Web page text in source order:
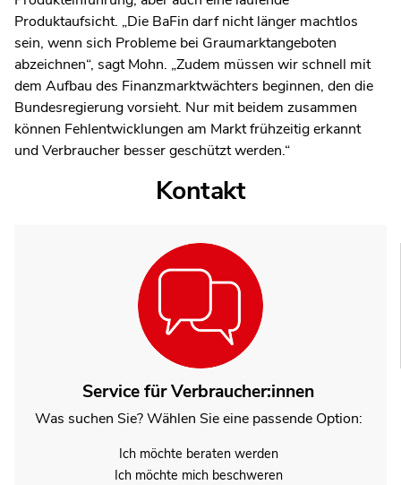
Produktaufsicht. „Die BaFin darf nicht länger machtlos
sein, wenn sich Probleme bei Graumarktangeboten
abzeichnen“, sagt Mohn. „Zudem müssen wir schnell mit
dem Aufbau des Finanzmarktwächters beginnen, den die
Bundesregierung vorsieht. Nur mit beidem zusammen
können Fehlentwicklungen am Markt frühzeitig erkannt
und Verbraucher besser geschützt werden.“
Kontakt
Service für Verbraucher:innen
Was suchen Sie? Wählen Sie eine passende Option:
Ich möchte beraten werden
Ich möchte mich beschweren